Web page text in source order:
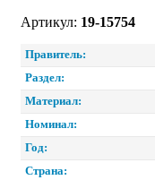
Артикул: 19-15754
Правитель:
Раздел:
Материал:
Номинал:
Год:
Страна: